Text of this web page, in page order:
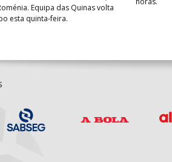
Equipa das Quinas volta
esta quinta-feira.